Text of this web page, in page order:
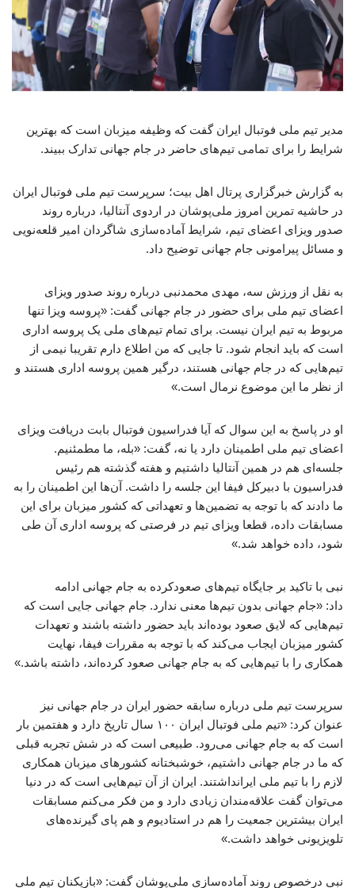
مدیر تیم ملی فوتبال ایران گفت که وظیفه میزبان است که بهترین
شرایط را برای تمامی تیم‌های حاضر در جام جهانی تدارک ببیند.
به گزارش خبرگزاری پرتال اهل بیت؛ سرپرست تیم ملی فوتبال ایران
در حاشیه تمرین امروز ملی‌پوشان در اردوی آنتالیا، درباره روند
صدور ویزای اعضای تیم، شرایط آماده‌سازی شاگردان امیر قلعه‌نویی
و مسائل پیرامونی جام جهانی توضیح داد.
به نقل از ورزش سه، مهدی محمدنبی درباره روند صدور ویزای
اعضای تیم ملی برای حضور در جام جهانی گفت: «پروسه ویزا تنها
مربوط به تیم ایران نیست. برای تمام تیم‌های ملی یک پروسه اداری
است که باید انجام شود. تا جایی که من اطلاع دارم تقریبا نیمی از
تیم‌هایی که در جام جهانی هستند، درگیر همین پروسه اداری هستند و
از نظر ما این موضوع نرمال است.»
او در پاسخ به این سوال که آیا فدراسیون فوتبال بابت دریافت ویزای
اعضای تیم ملی اطمینان دارد یا نه، گفت: «بله، ما مطمئنیم.
جلسه‌ای هم در همین آنتالیا داشتیم و هفته گذشته هم رئیس
فدراسیون با دبیرکل فیفا این جلسه را داشت. آن‌ها این اطمینان را به
ما دادند که با توجه به تضمین‌ها و تعهداتی که کشور میزبان برای این
مسابقات داده، قطعا ویزای تیم در فرصتی که پروسه اداری آن طی
شود، داده خواهد شد.»
نبی با تاکید بر جایگاه تیم‌های صعودکرده به جام جهانی ادامه
داد: «جام جهانی بدون تیم‌ها معنی ندارد. جام جهانی جایی است که
تیم‌هایی که لایق صعود بوده‌اند باید حضور داشته باشند و تعهدات
کشور میزبان ایجاب می‌کند که با توجه به مقررات فیفا، نهایت
همکاری را با تیم‌هایی که به جام جهانی صعود کرده‌اند، داشته باشد.»
سرپرست تیم ملی درباره سابقه حضور ایران در جام جهانی نیز
عنوان کرد: «تیم ملی فوتبال ایران ۱۰۰ سال تاریخ دارد و هفتمین بار
است که به جام جهانی می‌رود. طبیعی است که در شش تجربه قبلی
که ما در جام جهانی داشتیم، خوشبختانه کشورهای میزبان همکاری
لازم را با تیم ملی ایرانداشتند. ایران از آن تیم‌هایی است که در دنیا
می‌توان گفت علاقه‌مندان زیادی دارد و من فکر می‌کنم مسابقات
ایران بیشترین جمعیت را هم در استادیوم و هم پای گیرنده‌های
تلویزیونی خواهد داشت.»
نبی درخصوص روند آماده‌سازی ملی‌پوشان گفت: «بازیکنان تیم ملی